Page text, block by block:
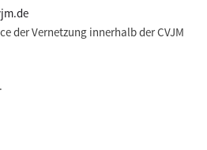
der Vernetzung innerhalb der CVJM